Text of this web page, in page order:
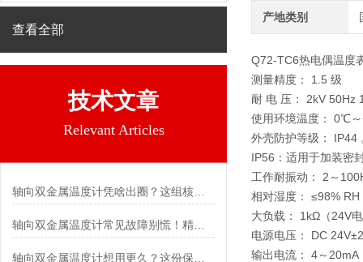
查看全部
技术文章
Relevant Articles
轴向双金属温度计凭啥出圈？这组核心特点给出了答案
轴向双金属温度计常见故障别慌！精准定位，轻松搞定难题
产地类别
Q72-TC6热电偶温度
测量精度： 1.5 级
耐 电 压： 2kV 50Hz
使用环境温度： 0℃
外壳防护等级： IP44
IP56：适用于加装密
工作耐振动： 2～
相对湿度： ≤98% RH
大负载： 1kΩ（24V
电源电压： DC
输出电流： 4～20mA